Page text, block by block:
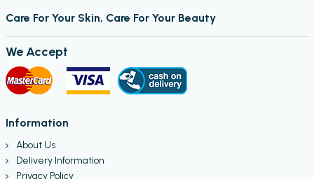
Care For Your Skin, Care For Your Beauty
We Accept
Information
About Us
Delivery Information
Privacy Policy